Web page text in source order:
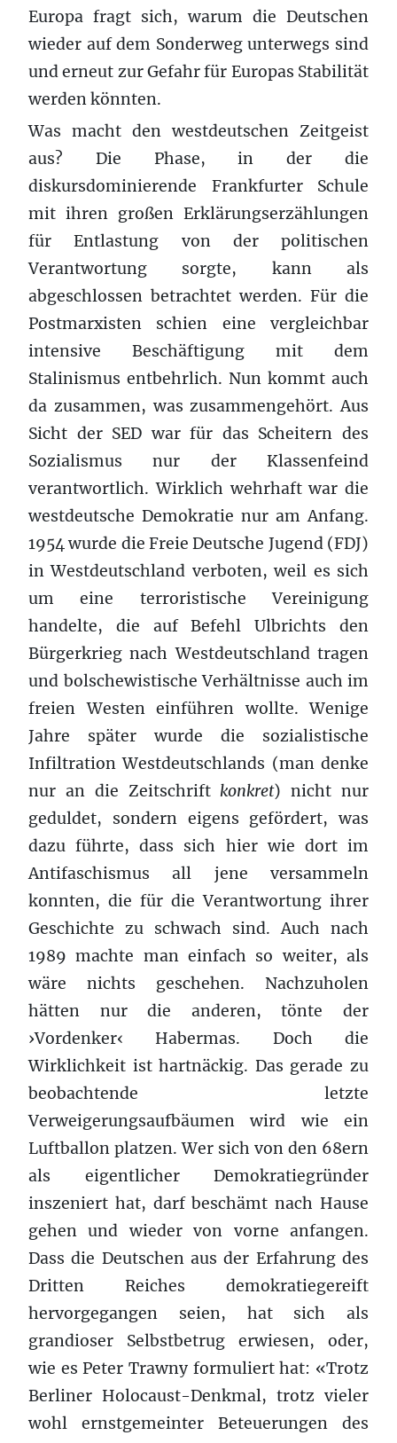
Europa fragt sich, warum die Deutschen
wieder auf dem Sonderweg unterwegs sind
und erneut zur Gefahr für Europas Stabilität
werden könnten.
Was macht den westdeutschen Zeitgeist
aus? Die Phase, in der die
diskursdominierende Frankfurter Schule
mit ihren großen Erklärungserzählungen
für Entlastung von der politischen
Verantwortung sorgte, kann als
abgeschlossen betrachtet werden. Für die
Postmarxisten schien eine vergleichbar
intensive Beschäftigung mit dem
Stalinismus entbehrlich. Nun kommt auch
da zusammen, was zusammengehört. Aus
Sicht der SED war für das Scheitern des
Sozialismus nur der Klassenfeind
verantwortlich. Wirklich wehrhaft war die
westdeutsche Demokratie nur am Anfang.
1954 wurde die Freie Deutsche Jugend (FDJ)
in Westdeutschland verboten, weil es sich
um eine terroristische Vereinigung
handelte, die auf Befehl Ulbrichts den
Bürgerkrieg nach Westdeutschland tragen
und bolschewistische Verhältnisse auch im
freien Westen einführen wollte. Wenige
Jahre später wurde die sozialistische
Infiltration Westdeutschlands (man denke
nur an die Zeitschriftkonkret) nicht nur
geduldet, sondern eigens gefördert, was
dazu führte, dass sich hier wie dort im
Antifaschismus all jene versammeln
konnten, die für die Verantwortung ihrer
Geschichte zu schwach sind. Auch nach
1989 machte man einfach so weiter, als
wäre nichts geschehen. Nachzuholen
hätten nur die anderen, tönte der
›Vordenker‹ Habermas. Doch die
Wirklichkeit ist hartnäckig. Das gerade zu
beobachtende letzte
Verweigerungsaufbäumen wird wie ein
Luftballon platzen. Wer sich von den 68ern
als eigentlicher Demokratiegründer
inszeniert hat, darf beschämt nach Hause
gehen und wieder von vorne anfangen.
Dass die Deutschen aus der Erfahrung des
Dritten Reiches demokratiegereift
hervorgegangen seien, hat sich als
grandioser Selbstbetrug erwiesen, oder,
wie es Peter Trawny formuliert hat: «Trotz
Berliner Holocaust-Denkmal, trotz vieler
wohl ernstgemeinter Beteuerungen des